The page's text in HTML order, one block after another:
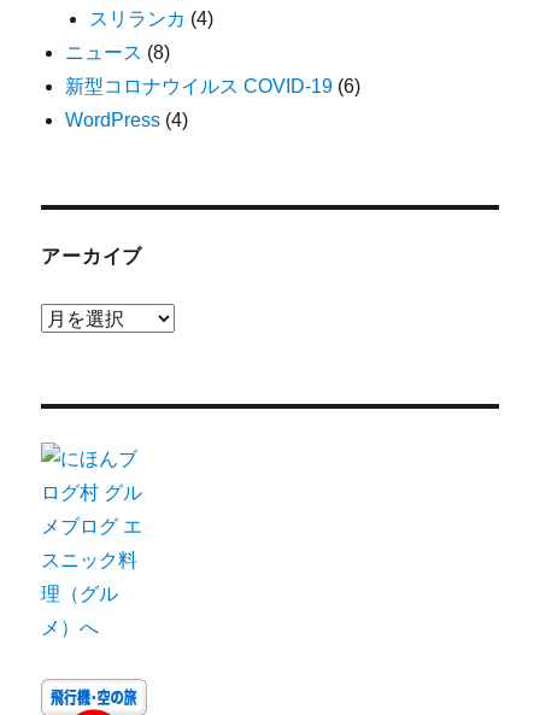
スリランカ (4)
ニュース (8)
新型コロナウイルス COVID-19 (6)
WordPress (4)
アーカイブ
ア
ブ